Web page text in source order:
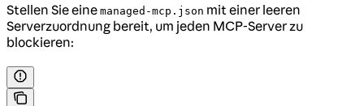
Stellen Sie eine managed-mcp.json mit einer leeren
Serverzuordnung bereit, um jeden MCP-Server zu
blockieren: